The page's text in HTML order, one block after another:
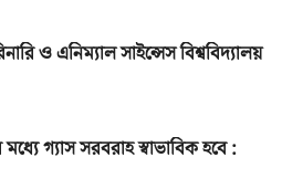
ও এনিম্যাল সাইন্সেস বিশ্ববিদ্যালয়
গ্যাস সরবরাহ স্বাভাবিক হবে :